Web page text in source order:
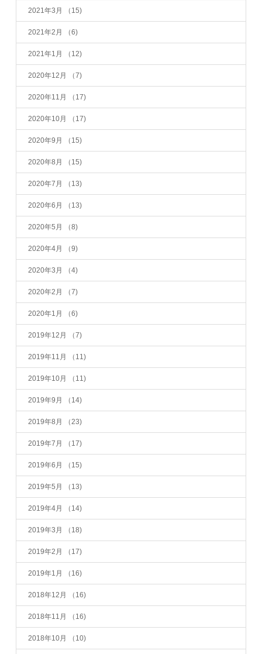
2021年3月 （15)
2021年2月 （6)
2021年1月 （12)
2020年12月 （7)
2020年11月 （17)
2020年10月 （17)
2020年9月 （15)
2020年8月 （15)
2020年7月 （13)
2020年6月 （13)
2020年5月 （8)
2020年4月 （9)
2020年3月 （4)
2020年2月 （7)
2020年1月 （6)
2019年12月 （7)
2019年11月 （11)
2019年10月 （11)
2019年9月 （14)
2019年8月 （23)
2019年7月 （17)
2019年6月 （15)
2019年5月 （13)
2019年4月 （14)
2019年3月 （18)
2019年2月 （17)
2019年1月 （16)
2018年12月 （16)
2018年11月 （16)
2018年10月 （10)